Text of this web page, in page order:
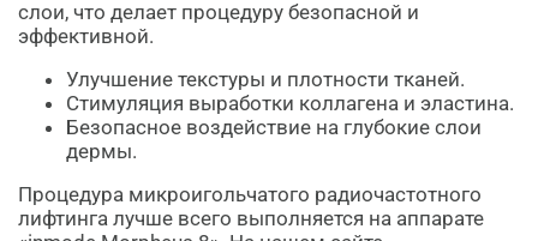
слои, что делает процедуру безопасной и
эффективной.
Улучшение текстуры и плотности тканей.
Стимуляция выработки коллагена и эластина.
Безопасное воздействие на глубокие слои
дермы.
Процедура микроигольчатого радиочастотного
лифтинга лучше всего выполняется на аппарате